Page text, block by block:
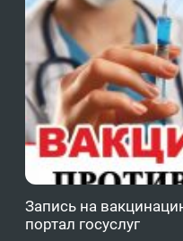
Запись на
портал госуслуг